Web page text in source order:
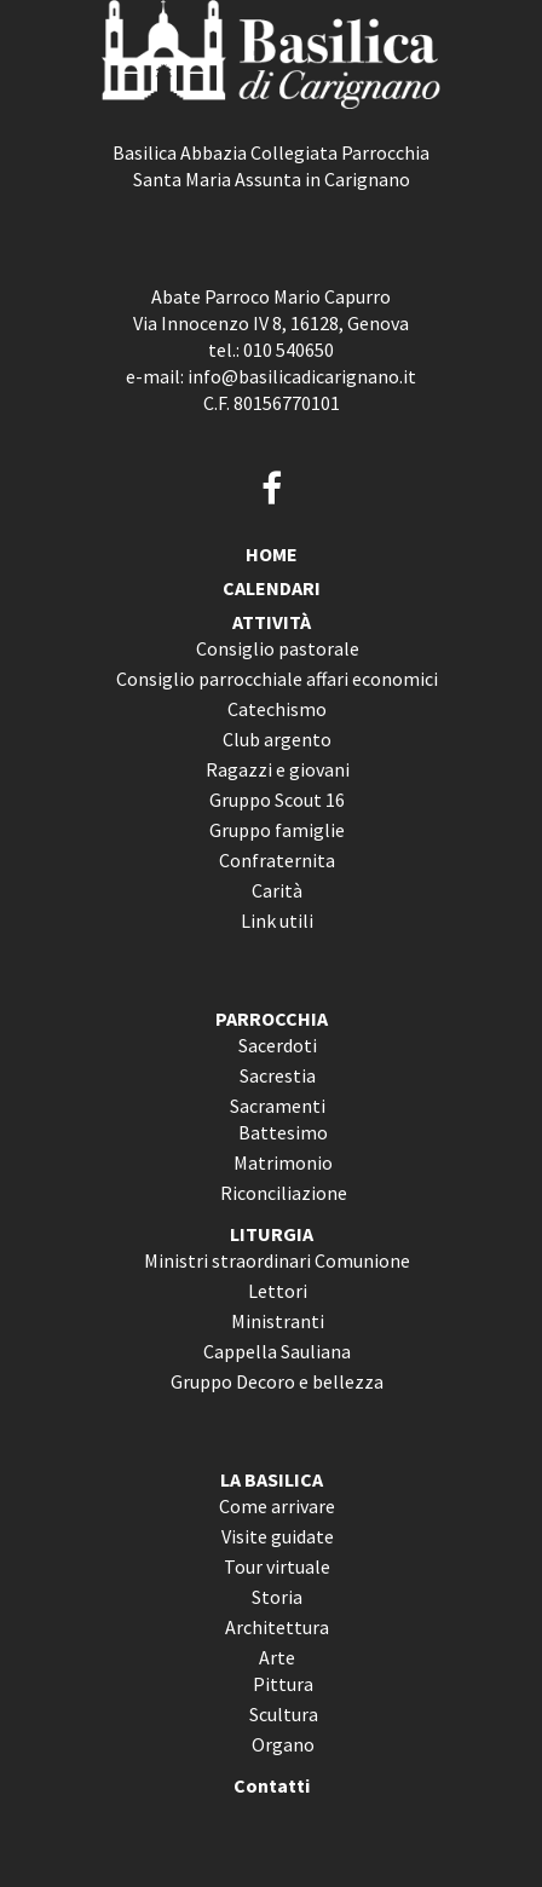
Basilica Abbazia Collegiata Parrocchia
Santa Maria Assunta in Carignano
Abate Parroco Mario Capurro
Via Innocenzo IV 8, 16128, Genova
tel.: 010 540650
e-mail: info@basilicadicarignano.it
C.F. 80156770101
HOME
CALENDARI
ATTIVITÀ
Consiglio pastorale
Consiglio parrocchiale affari economici
Catechismo
Club argento
Ragazzi e giovani
Gruppo Scout 16
Gruppo famiglie
Confraternita
Carità
Link utili
PARROCCHIA
Sacerdoti
Sacrestia
Sacramenti
Battesimo
Matrimonio
Riconciliazione
LITURGIA
Ministri straordinari Comunione
Lettori
Ministranti
Cappella Sauliana
Gruppo Decoro e bellezza
LA BASILICA
Come arrivare
Visite guidate
Tour virtuale
Storia
Architettura
Arte
Pittura
Scultura
Organo
Contatti